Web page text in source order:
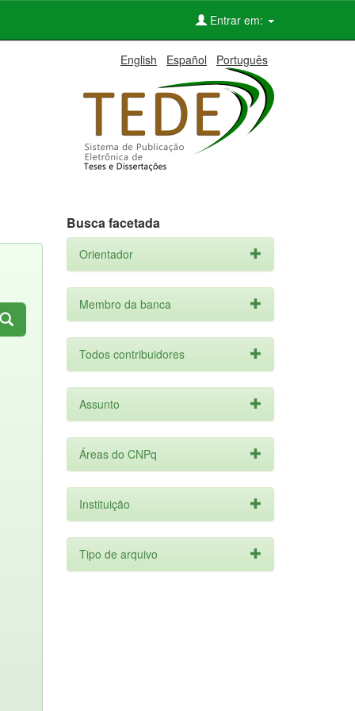
Entrar em:
English Español Português
Busca facetada
Orientador
Membro da banca
Todos contribuidores
Assunto
Áreas do CNPq
Instituição
Tipo de arquivo